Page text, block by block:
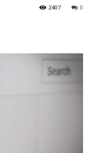
0
2407